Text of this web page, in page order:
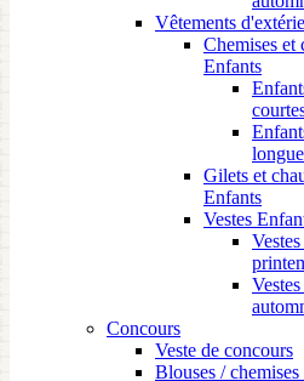
Vêtements
Chemises et
Enfants
Gilets et
Enfants
Vestes
Concours
Veste de concours
Blouses /